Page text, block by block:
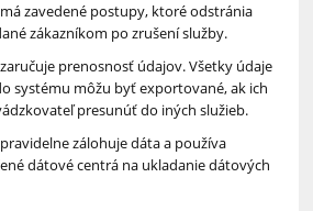
má zavedené postupy, ktoré odstránia
zákazníkom po zrušení služby.
prenosnosť údajov. Všetky údaje
systému môžu byť exportované, ak ich
presunúť do iných služieb.
zálohuje dáta a používa
dátové centrá na ukladanie dátových